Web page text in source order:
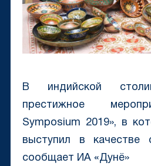
В индийской
престижное
Symposium 2019», в
выступил в качестве
сообщает ИА «Дунё»